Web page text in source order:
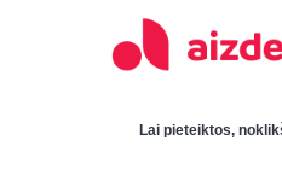
Lai pieteiktos,